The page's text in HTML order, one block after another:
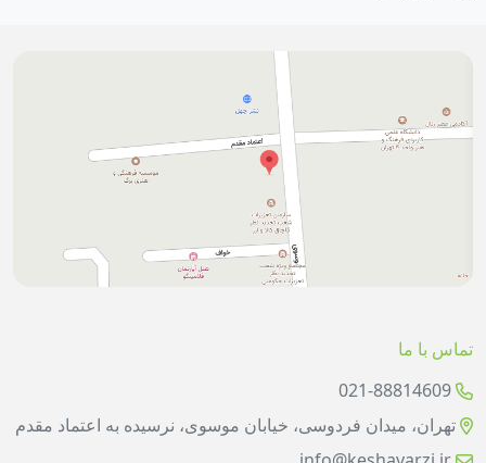
تماس با ما
021-88814609
تهران، میدان فردوسی، خیابان موسوی، نرسیده به اعتماد مقدم